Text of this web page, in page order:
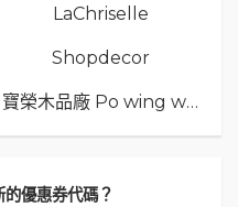
LaChriselle
Shopdecor
寶榮木品廠 Po wing wood
優惠券代碼？